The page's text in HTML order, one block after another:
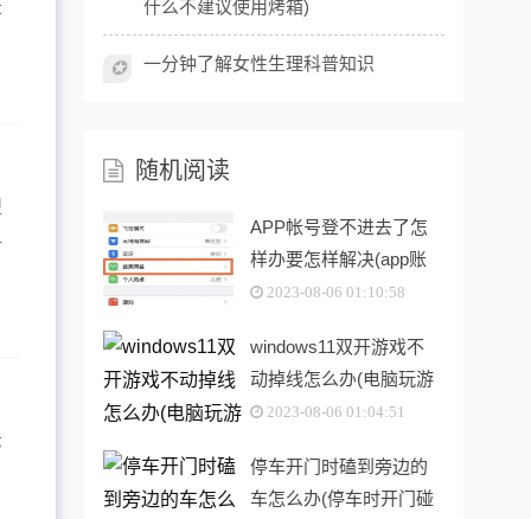
什么不建议使用烤箱)
✪ 一分钟了解女性生理科普知识
随机阅读
APP帐号登不进去了怎
样办要怎样解决(app账
号登不上)
2023-08-06 01:10:58
windows11双开游戏不
动掉线怎么办(电脑玩游
戏双开就掉线)
2023-08-06 01:04:51
停车开门时磕到旁边的
车怎么办(停车时开门碰